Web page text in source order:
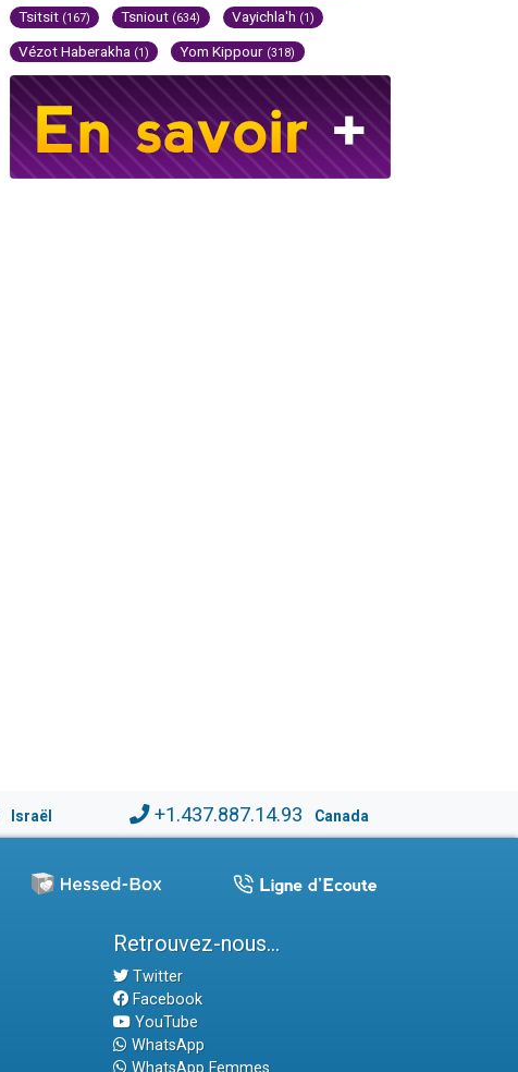
Tsitsit (167) Tsniout (634) Vayichla'h (1)
Vézot Haberakha (1) Yom Kippour (318)
Israël +1.437.887.14.93 Canada
Retrouvez-nous...
Twitter
Facebook
YouTube
WhatsApp